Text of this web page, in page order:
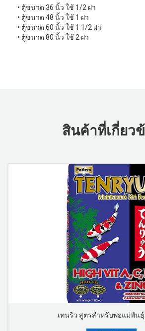
• ตู้ขนาด 36 นิ้ว ใช้ 1/2 ฝา
• ตู้ขนาด 48 นิ้ว ใช้ 1 ฝา
• ตู้ขนาด 60 นิ้ว ใช้ 1 1/2 ฝา
• ตู้ขนาด 80 นิ้ว ใช้ 2 ฝา
สินค้าที่เกี่ยว
เทนริว สูตรสำหรับพ่อแม่พันธุ์